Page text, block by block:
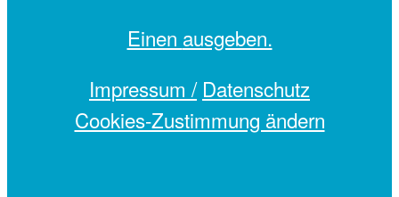
Einen ausgeben.
Impressum / Datenschutz
Cookies-Zustimmung ändern